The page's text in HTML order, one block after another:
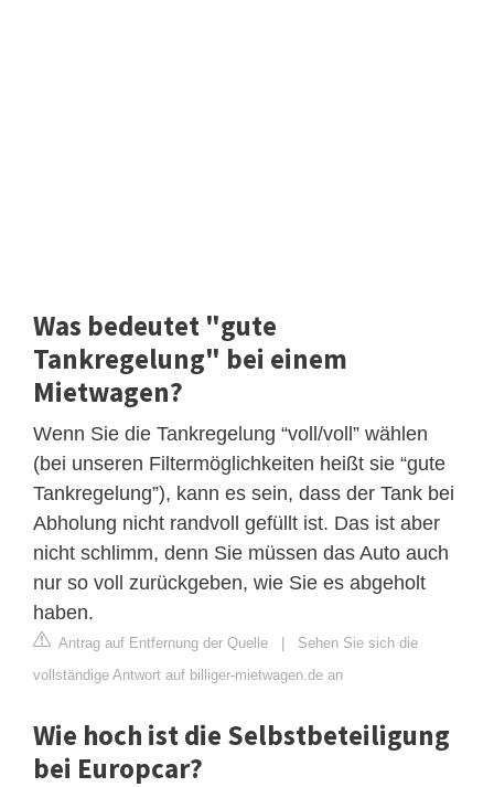
Was bedeutet "gute
Tankregelung" bei einem
Mietwagen?
Wenn Sie die Tankregelung “voll/voll” wählen
(bei unseren Filtermöglichkeiten heißt sie “gute
Tankregelung”), kann es sein, dass der Tank bei
Abholung nicht randvoll gefüllt ist. Das ist aber
nicht schlimm, denn Sie müssen das Auto auch
nur so voll zurückgeben, wie Sie es abgeholt
haben.
Antrag auf Entfernung der Quelle | Sehen Sie sich die
vollständige Antwort auf billiger-mietwagen.de an
Wie hoch ist die Selbstbeteiligung
bei Europcar?